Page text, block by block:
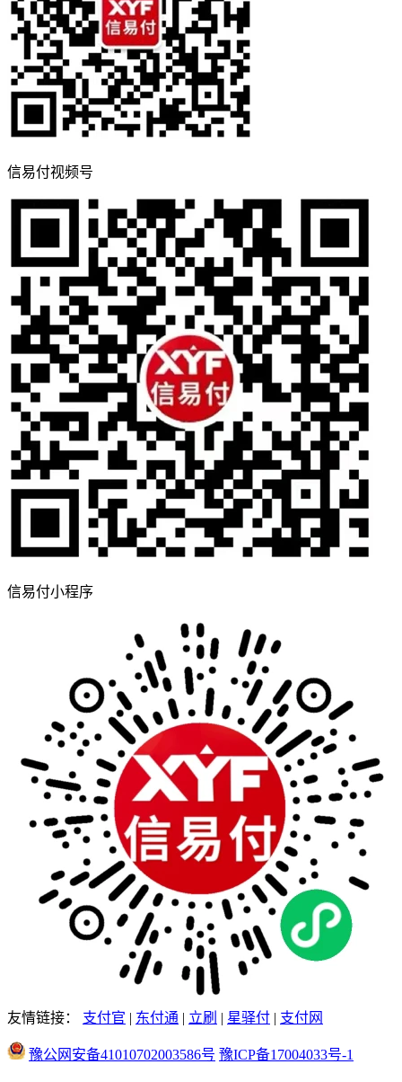
信易付视频号
信易付小程序
友情链接： 支付官 | 东付通 | 立刷 | 星驿付 | 支付网
豫公网安备41010702003586号 豫ICP备17004033号-1